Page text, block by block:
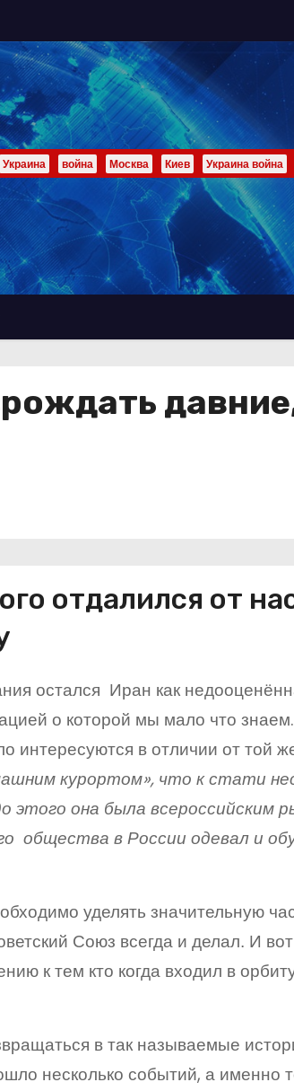
Украина война Москва Киев Украина война
отдалился от
остался Иран как
о которой мы мало что
интересуются в отличии от той
курортом», что к стати
она была всероссийским
общества в России одевал и
уделять значительную
Союз всегда и делал. И
к тем кто когда входил в
в так называемые
несколько событий, а именно